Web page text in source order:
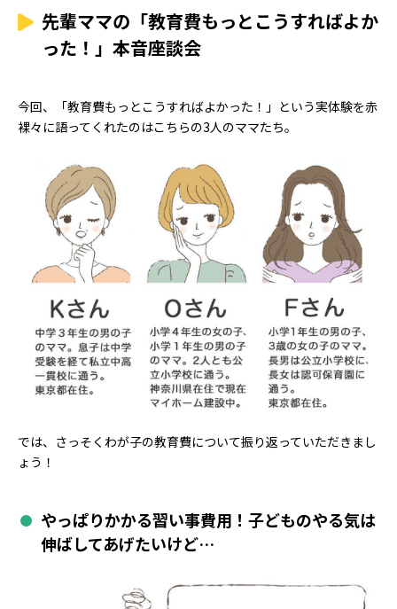
先輩ママの「教育費もっとこうすればよか
った！」本音座談会
今回、「教育費もっとこうすればよかった！」という実体験を赤
裸々に語ってくれたのはこちらの3人のママたち。
では、さっそくわが子の教育費について振り返っていただきまし
ょう！
やっぱりかかる習い事費用！子どものやる気は
伸ばしてあげたいけど…